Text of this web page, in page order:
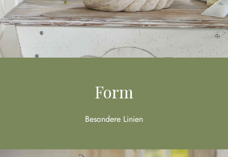
Form
Besondere Linien